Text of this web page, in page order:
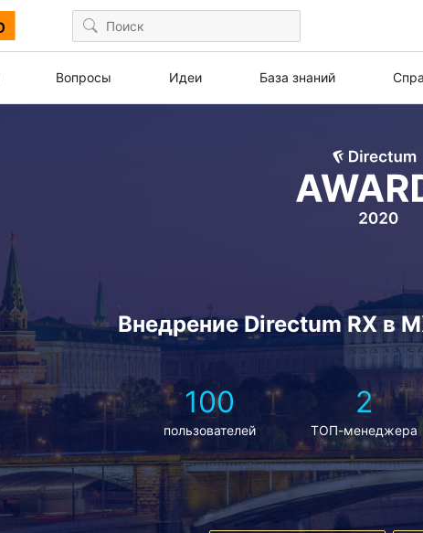
Вопросы Идеи База знаний
Версия 26.2
Версия 26.1
Версия 4.12
Версия 4.11
Версия 4.9
Версия
Версия
Версия
Версия
Версия
Внедрение Directum RX в
100
пользователей
2
ТОП-менеджера